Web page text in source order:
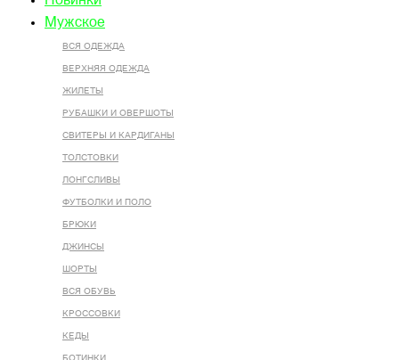
Мужское
ВСЯ ОДЕЖДА
ВЕРХНЯЯ ОДЕЖДА
ЖИЛЕТЫ
РУБАШКИ И ОВЕРШОТЫ
СВИТЕРЫ И КАРДИГАНЫ
ТОЛСТОВКИ
ЛОНГСЛИВЫ
ФУТБОЛКИ И ПОЛО
БРЮКИ
ДЖИНСЫ
ШОРТЫ
ВСЯ ОБУВЬ
КРОССОВКИ
КЕДЫ